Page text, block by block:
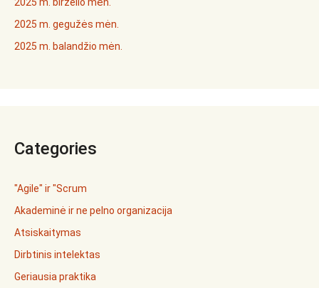
2025 m. gegužės mėn.
2025 m. balandžio mėn.
Categories
"Agile" ir "Scrum
Akademinė ir ne pelno organizacija
Atsiskaitymas
Dirbtinis intelektas
Geriausia praktika